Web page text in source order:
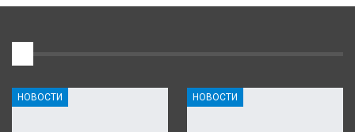
НОВОСТИ НОВОСТИ